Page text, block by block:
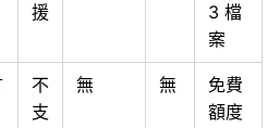
援
3 檔
案
不
支
無 無
免費
額度